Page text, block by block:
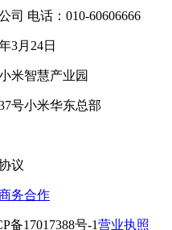
司 电话：010-60606666
3月24日
米智慧产业园
号小米华东总部
议
务合作
备17017388号-1营业执照